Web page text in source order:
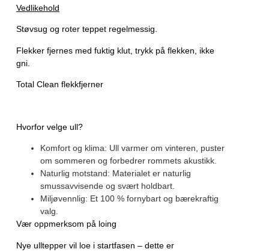
Vedlikehold
Støvsug og roter teppet regelmessig.
Flekker fjernes med fuktig klut, trykk på flekken, ikke
gni.
Total Clean flekkfjerner
Hvorfor velge ull?
Komfort og klima: Ull varmer om vinteren, puster
om sommeren og forbedrer rommets akustikk.
Naturlig motstand: Materialet er naturlig
smussavvisendeog svært holdbart.
Miljøvennlig: Et 100 % fornybart og bærekraftig
valg.
Vær oppmerksom på loing
Nye ulltepper vil loe i startfasen – dette er